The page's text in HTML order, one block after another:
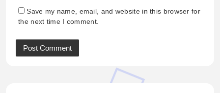
Save my name, email, and website in this browser for
the next time I comment.